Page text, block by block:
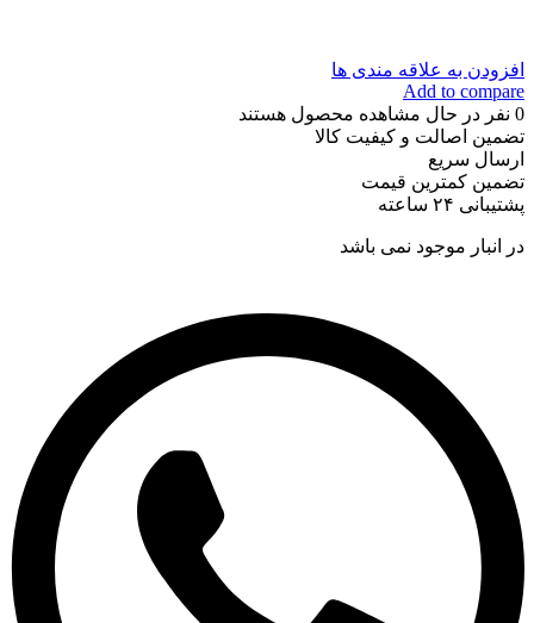
افزودن به علاقه مندی ها
Add to compare
0 نفر در حال مشاهده محصول هستند
تضمین اصالت و کیفیت کالا
ارسال سریع
تضمین کمترین قیمت
پشتیبانی ۲۴ ساعته
در انبار موجود نمی باشد